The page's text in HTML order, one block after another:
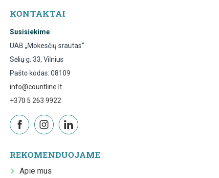
KONTAKTAI
Susisiekime
UAB „Mokesčių srautas“
Sėlių g. 33, Vilnius
Pašto kodas: 08109
info@countline.lt
+370 5 263 9922
REKOMENDUOJAME
Apie mus